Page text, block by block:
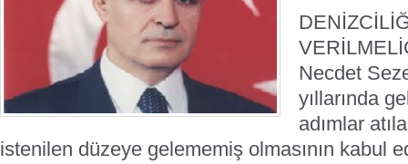
VERİLMELİ
Necdet
yıllarında
adımlar
istenilen düzeye gelememiş olmasının kabul